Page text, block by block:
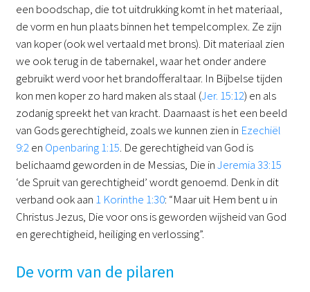
een boodschap, die tot uitdrukking komt in het materiaal,
de vorm en hun plaats binnen het tempelcomplex. Ze zijn
van koper (ook wel vertaald met brons). Dit materiaal zien
we ook terug in de tabernakel, waar het onder andere
gebruikt werd voor het brandofferaltaar. In Bijbelse tijden
kon men koper zo hard maken als staal (Jer. 15:12) en als
zodanig spreekt het van kracht. Daarnaast is het een beeld
van Gods gerechtigheid, zoals we kunnen zien in Ezechiël
9:2en Openbaring 1:15. De gerechtigheid van God is
belichaamd geworden in de Messias, Die inJeremia 33:15
‘de Spruit van gerechtigheid’ wordt genoemd. Denk in dit
verband ook aan 1 Korinthe 1:30: “Maar uit Hem bent u in
Christus Jezus, Die voor ons is geworden wijsheid van God
en gerechtigheid, heiliging en verlossing”.
De vorm van de pilaren